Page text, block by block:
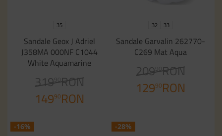
35
Sandale Geox J Adriel
J358MA 000NF C1044
White Aquamarine
319 90RON
14990RON
32 33
Sandale Garvalin 262770-
C269 Mat Aqua
209 90RON
12990RON
-16% -28%